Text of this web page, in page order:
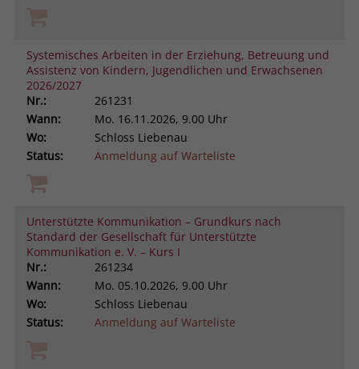
Systemisches Arbeiten in der Erziehung, Betreuung und
Assistenz von Kindern, Jugendlichen und Erwachsenen
2026/2027
Nr.:
261231
Wann:
Mo. 16.11.2026, 9.00 Uhr
Wo:
Schloss Liebenau
Status:
Anmeldung auf Warteliste
Unterstützte Kommunikation – Grundkurs nach
Standard der Gesellschaft für Unterstützte
Kommunikation e. V. – Kurs I
Nr.:
261234
Wann:
Mo. 05.10.2026, 9.00 Uhr
Wo:
Schloss Liebenau
Status:
Anmeldung auf Warteliste